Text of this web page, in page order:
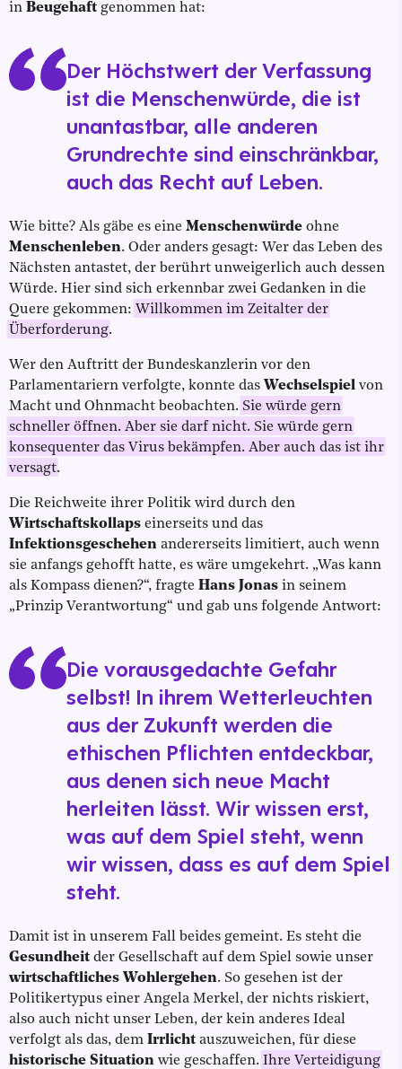
in Beugehaft genommen hat:
Der Höchstwert der Verfassung
ist die Menschenwürde, die ist
unantastbar, alle anderen
Grundrechte sind einschränkbar,
auch das Recht auf Leben.
Wie bitte? Als gäbe es eine Menschenwürde ohne
Menschenleben. Oder anders gesagt: Wer das Leben des
Nächsten antastet, der berührt unweigerlich auch dessen
Würde. Hier sind sich erkennbar zwei Gedanken in die
Quere gekommen: Willkommen im Zeitalter der
Überforderung.
Wer den Auftritt der Bundeskanzlerin vor den
Parlamentariern verfolgte, konnte das Wechselspiel von
Macht und Ohnmacht beobachten. Sie würde gern
schneller öffnen. Aber sie darf nicht. Sie würde gern
konsequenter das Virus bekämpfen. Aber auch das ist ihr
versagt.
Die Reichweite ihrer Politik wird durch den
Wirtschaftskollaps einerseits und das
Infektionsgeschehen andererseits limitiert, auch wenn
sie anfangs gehofft hatte, es wäre umgekehrt. „Was kann
als Kompass dienen?“, fragte Hans Jonas in seinem
„Prinzip Verantwortung“ und gab uns folgende Antwort:
Die vorausgedachte Gefahr
selbst! In ihrem Wetterleuchten
aus der Zukunft werden die
ethischen Pflichten entdeckbar,
aus denen sich neue Macht
herleiten lässt. Wir wissen erst,
was auf dem Spiel steht, wenn
wir wissen, dass es auf dem Spiel
steht.
Damit ist in unserem Fall beides gemeint. Es steht die
Gesundheit der Gesellschaft auf dem Spiel sowie unser
wirtschaftliches Wohlergehen. So gesehen ist der
Politikertypus einer Angela Merkel, der nichts riskiert,
also auch nicht unser Leben, der kein anderes Ideal
verfolgt als das, dem Irrlicht auszuweichen, für diese
historische Situation wie geschaffen. Ihre Verteidigung